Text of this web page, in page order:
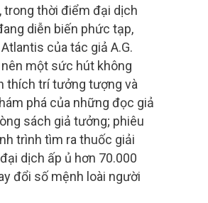
trong thời điểm đại dịch
diễn biến phức tạp,
của tác giả A.G.
một sức hút không
thích trí tưởng tượng và
phá của những đọc giả
sách giả tưởng; phiêu
trình tìm ra thuốc giải
dịch ấp ủ hơn 70.000
đổi số mệnh loài người